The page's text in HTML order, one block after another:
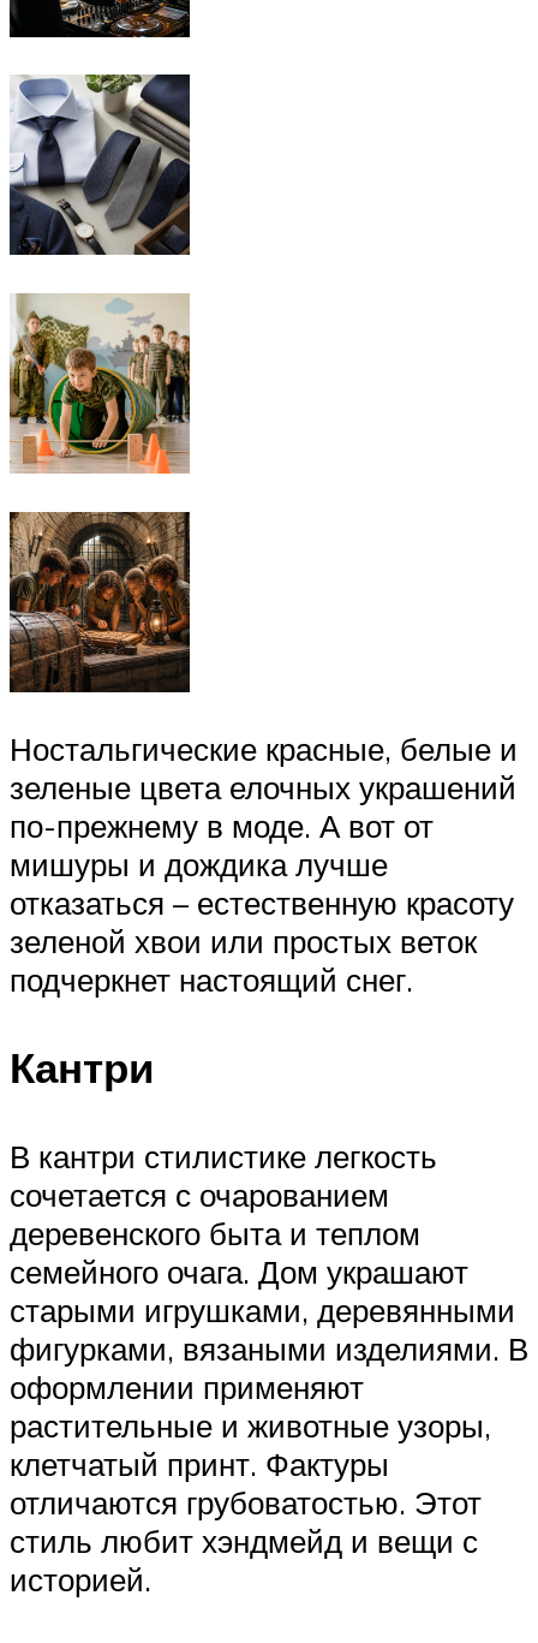
Ностальгические красные, белые и
зеленые цвета елочных украшений
по-прежнему в моде. А вот от
мишуры и дождика лучше
отказаться – естественную красоту
зеленой хвои или простых веток
подчеркнет настоящий снег.
Кантри
В кантри стилистике легкость
сочетается с очарованием
деревенского быта и теплом
семейного очага. Дом украшают
старыми игрушками, деревянными
фигурками, вязаными изделиями. В
оформлении применяют
растительные и животные узоры,
клетчатый принт. Фактуры
отличаются грубоватостью. Этот
стиль любит хэндмейд и вещи с
историей.